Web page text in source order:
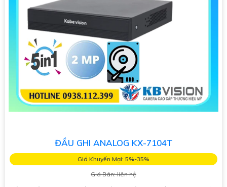
ĐẦU GHI ANALOG KX-7104T
Giá Khuyến Mại: 5%-35%
Giá Bán: liên hệ